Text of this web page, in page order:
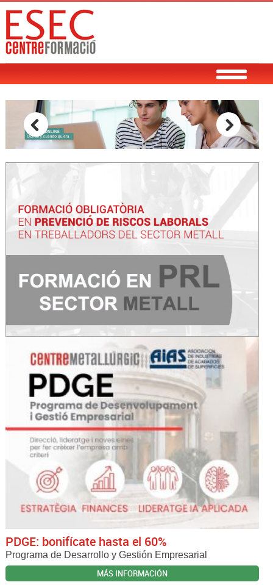
PDGE: bonifícate hasta el 60%
Programa de Desarrollo y Gestión Empresarial
MÁS INFORMACIÓN